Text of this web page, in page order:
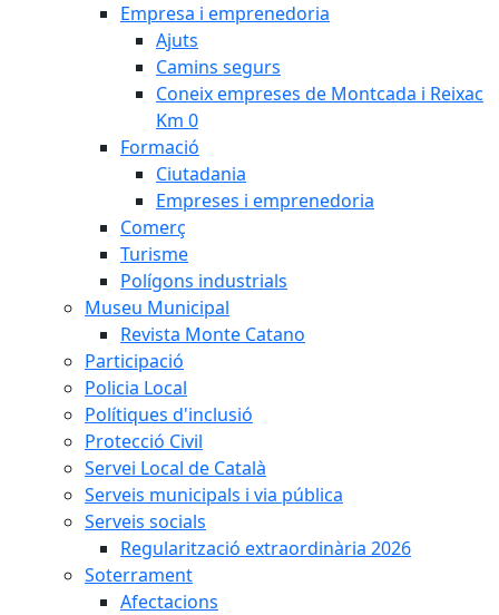
Empresa i emprenedoria
Ajuts
Camins segurs
Coneix empreses de Montcada i Reixac
Km 0
Formació
Ciutadania
Empreses i emprenedoria
Comerç
Turisme
Polígons industrials
Museu Municipal
Revista Monte Catano
Participació
Policia Local
Polítiques d'inclusió
Protecció Civil
Servei Local de Català
Serveis municipals i via pública
Serveis socials
Regularització extraordinària 2026
Soterrament
Afectacions